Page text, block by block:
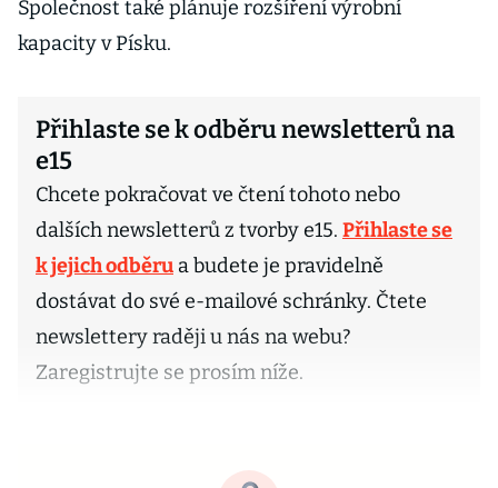
Společnost také plánuje rozšíření výrobní
kapacity v Písku.
Přihlaste se k odběru newsletterů na
e15
Chcete pokračovat ve čtení tohoto nebo
dalších newsletterů z tvorby e15. Přihlaste se
k jejich odběru a budete je pravidelně
dostávat do své e-mailové schránky. Čtete
newslettery raději u nás na webu?
Zaregistrujte se prosím níže.